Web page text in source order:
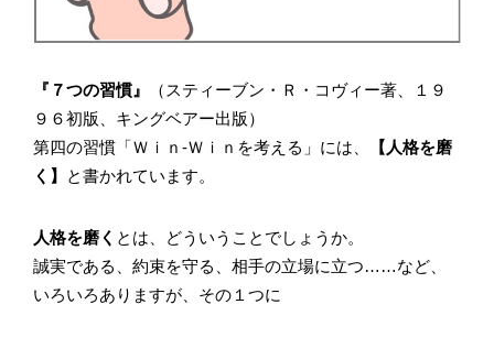
『７つの習慣』
（スティーブン・Ｒ・コヴィー著、１９
９６初版、キングベアー出版）
第四の習慣「Ｗｉｎ-Ｗｉｎを考える」には、
【人格を磨
く】
と書かれています。
人格を磨く とは、どういうことでしょうか。
誠実である、約束を守る、相手の立場に立つ……など、
いろいろありますが、その１つに